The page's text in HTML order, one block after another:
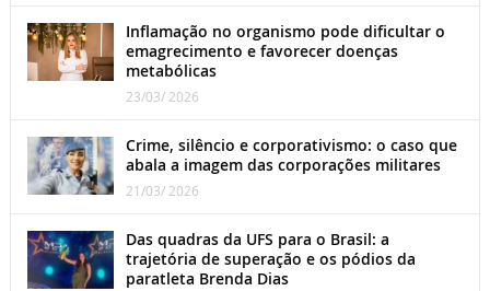
Inflamação no organismo pode dificultar o
emagrecimento e favorecer doenças
metabólicas
23/03/ 2026
Crime, silêncio e corporativismo: o caso que
abala a imagem das corporações militares
21/03/ 2026
Das quadras da UFS para o Brasil: a
trajetória de superação e os pódios da
paratleta Brenda Dias